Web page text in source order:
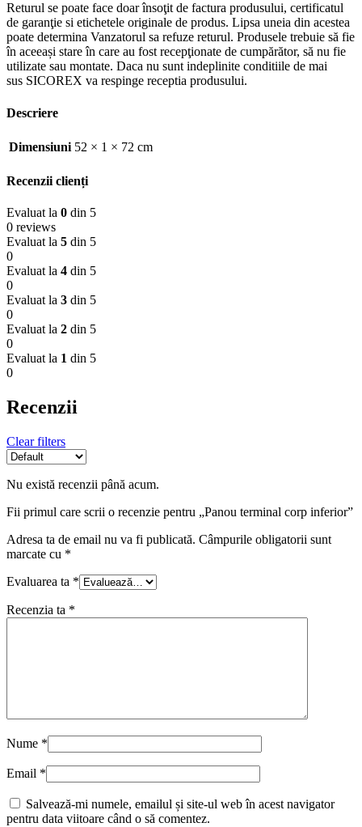
Returul se poate face doar însoţit de factura produsului, certificatul
de garanţie si etichetele originale de produs. Lipsa uneia din acestea
poate determina Vanzatorul sa refuze returul. Produsele trebuie să fie
în aceeași stare în care au fost recepţionate de cumpărător, să nu fie
utilizate sau montate. Daca nu sunt indeplinite conditiile de mai
sus SICOREX va respinge receptia produsului.
Descriere
Dimensiuni 52 × 1 × 72 cm
Recenzii clienți
Evaluat la 0 din 5
0 reviews
Evaluat la 5 din 5
0
Evaluat la 4 din 5
0
Evaluat la 3 din 5
0
Evaluat la 2 din 5
0
Evaluat la 1 din 5
0
Recenzii
Clear filters
Nu există recenzii până acum.
Fii primul care scrii o recenzie pentru „Panou terminal corp inferior”
Adresa ta de email nu va fi publicată. Câmpurile obligatorii sunt
marcate cu *
Evaluarea ta *
Recenzia ta *
Nume *
Email *
Salvează-mi numele, emailul și site-ul web în acest navigator
pentru data viitoare când o să comentez.